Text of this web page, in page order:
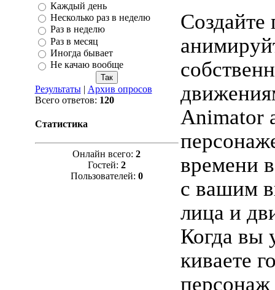
Каждый день
Несколько раз в неделю
Раз в неделю
Раз в месяц
Иногда бывает
Не качаю вообще
Результаты| Архив опросов
Всего ответов: 120
Статистика
Онлайн всего: 2
Гостей: 2
Пользователей: 0
Создайте
Animator
времени
с вашим
лица и
Когда вы
киваете
персонаж